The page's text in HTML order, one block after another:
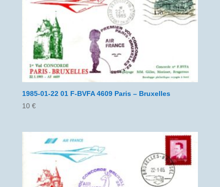
1985-01-22 01 F-BVFA 4609 Paris – Bruxelles
10 €